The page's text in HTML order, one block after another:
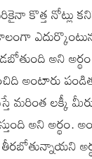
కొత్త నోట్లు
అని
మరింత లక్కీ
అని అర్థం.
తీరబోతున్నాయని